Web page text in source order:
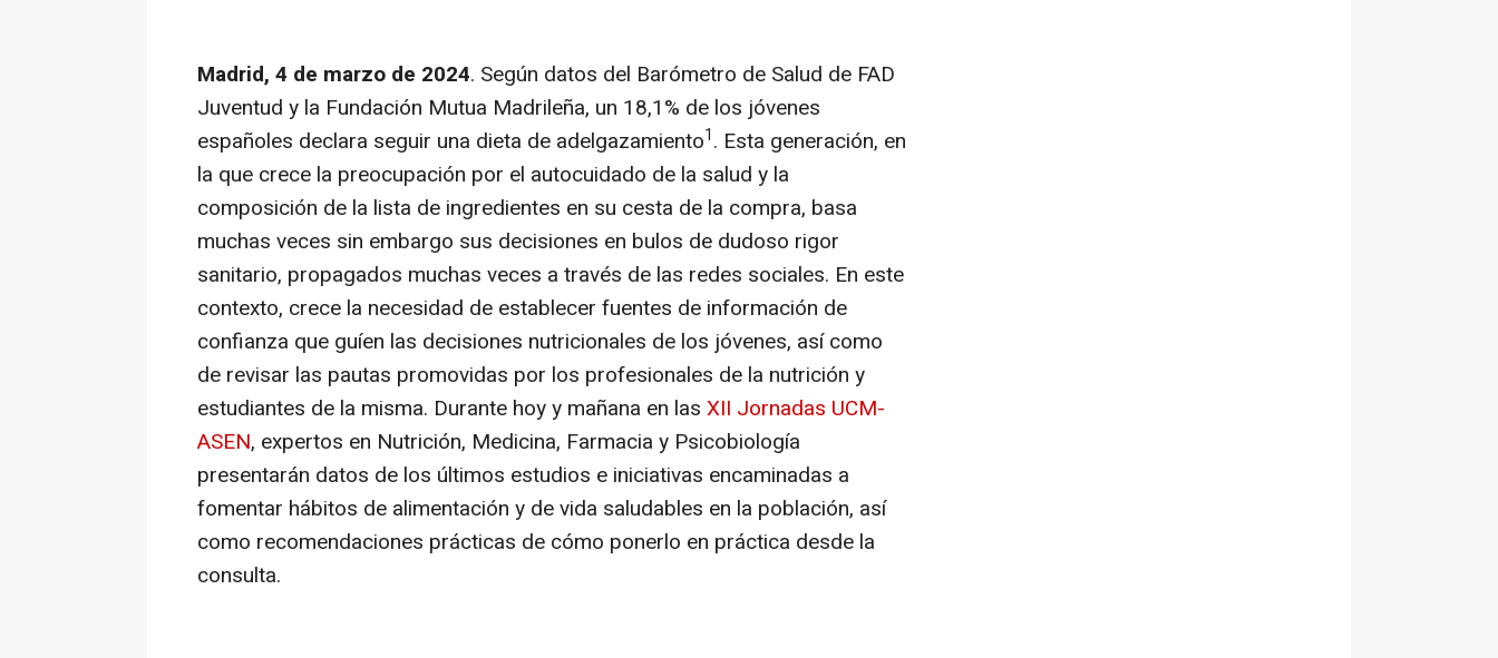
Madrid, 4 de marzo de 2024. Según datos del Barómetro de Salud de FAD
Juventud y la Fundación Mutua Madrileña, un 18,1% de los jóvenes
españoles declara seguir una dieta de adelgazamiento1. Esta generación, en
la que crece la preocupación por el autocuidado de la salud y la
composición de la lista de ingredientes en su cesta de la compra, basa
muchas veces sin embargo sus decisiones en bulos de dudoso rigor
sanitario, propagados muchas veces a través de las redes sociales. En este
contexto, crece la necesidad de establecer fuentes de información de
confianza que guíen las decisiones nutricionales de los jóvenes, así como
de revisar las pautas promovidas por los profesionales de la nutrición y
estudiantes de la misma. Durante hoy y mañana en las XII Jornadas UCM-
ASEN, expertos en Nutrición, Medicina, Farmacia y Psicobiología
presentarán datos de los últimos estudios e iniciativas encaminadas a
fomentar hábitos de alimentación y de vida saludables en la población, así
como recomendaciones prácticas de cómo ponerlo en práctica desde la
consulta.